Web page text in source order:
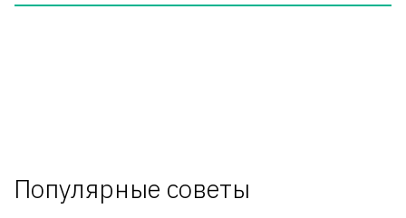
Популярные советы